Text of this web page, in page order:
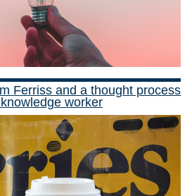
Ferriss and a thought process
worker